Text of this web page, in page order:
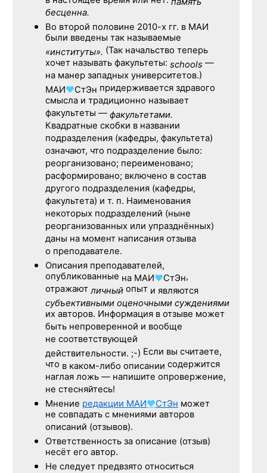
бесценна.
Во второй половине 2010-х гг. в МАИ
были введены так называемые
«институты». (Так начальство теперь
хочет называть факультеты: schools —
на манер западных университетов.)
МАИ♥СтЭн придерживается здравого
смысла и традиционно называет
факультеты — факультетами.
Квадратные скобки в названии
подразделения (кафедры, факультета)
означают, что подразделение было:
реорганизовано; переименовано;
расформировано; включено в состав
другого подразделения (кафедры,
факультета) и т. п. Наименования
некоторых подразделений (ныне
реорганизованных или упразднённых)
даны на момент написания отзыва
о преподавателе.
Описания преподавателей,
опубликованные на МАИ♥СтЭн,
отражаютличный опыт и являются
субъективными оценочными суждениями
их авторов. Информация в отзыве может
быть непроверенной и вообще
не соответствующей
действительности. ;-) Если вы считаете,
что в каком-либо описании содержится
наглая ложь — напишите опровержение,
не стесняйтесь!
Мнение редакции МАИ♥СтЭн может
не совпадать с мнениями авторов
описаний (отзывов).
Ответственность за описание (отзыв)
несёт его автор.
Не следует предвзято относиться